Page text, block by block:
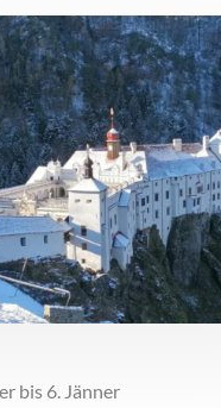
bis 6. Jänner